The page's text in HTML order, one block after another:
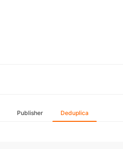
Publisher Deduplica